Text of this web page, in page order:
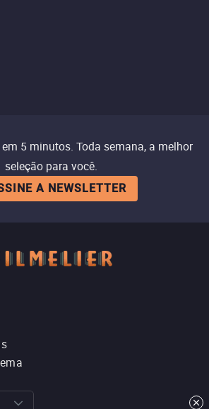
5 minutos. Toda semana, a melhor
seleção para você.
A NEWSLETTER